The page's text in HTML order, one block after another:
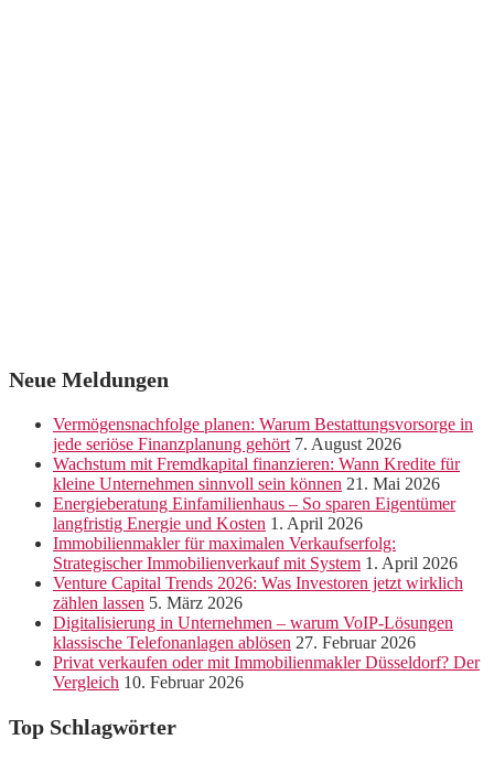
Neue Meldungen
Vermögensnachfolge planen: Warum Bestattungsvorsorge in
jede seriöse Finanzplanung gehört 7. August 2026
Wachstum mit Fremdkapital finanzieren: Wann Kredite für
kleine Unternehmen sinnvoll sein können 21. Mai 2026
Energieberatung Einfamilienhaus – So sparen Eigentümer
langfristig Energie und Kosten 1. April 2026
Immobilienmakler für maximalen Verkaufserfolg:
Strategischer Immobilienverkauf mit System 1. April 2026
Venture Capital Trends 2026: Was Investoren jetzt wirklich
zählen lassen 5. März 2026
Digitalisierung in Unternehmen – warum VoIP-Lösungen
klassische Telefonanlagen ablösen 27. Februar 2026
Privat verkaufen oder mit Immobilienmakler Düsseldorf? Der
Vergleich 10. Februar 2026
Top Schlagwörter